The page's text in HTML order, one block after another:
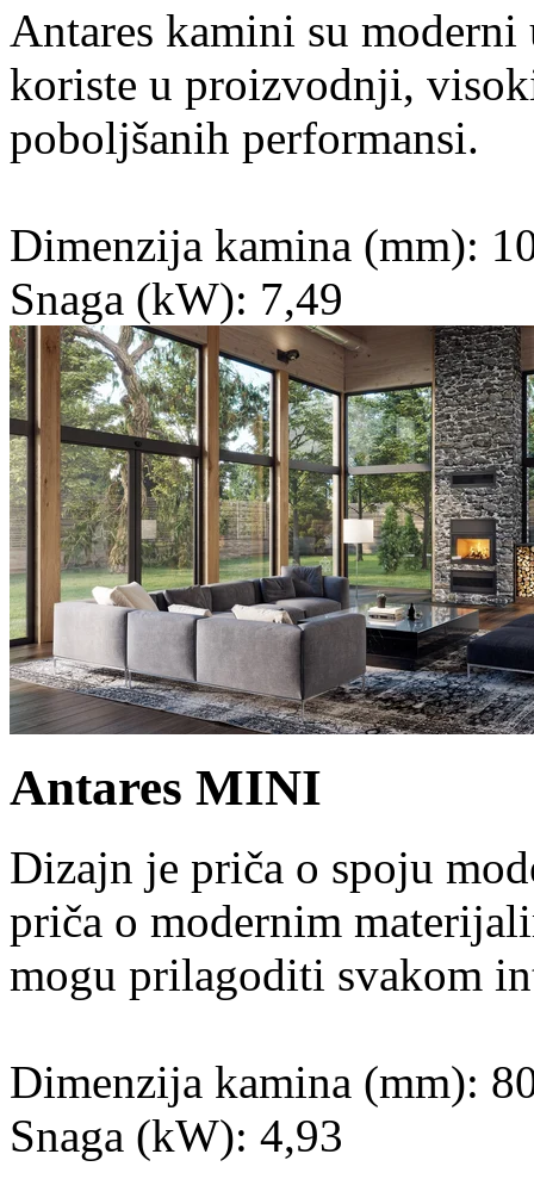
Antares kamini su
koriste u proizvodnji,
poboljšanih performansi.
Dimenzija kamina (mm):
Snaga (kW): 7,49
Antares MINI
Dizajn je priča o spoju
priča o modernim
mogu prilagoditi svakom
Dimenzija kamina (mm):
Snaga (kW): 4,93